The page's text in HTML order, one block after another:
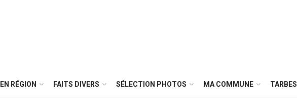
EN RÉGION FAITS DIVERS SÉLECTION PHOTOS MA COMMUNE TARBES